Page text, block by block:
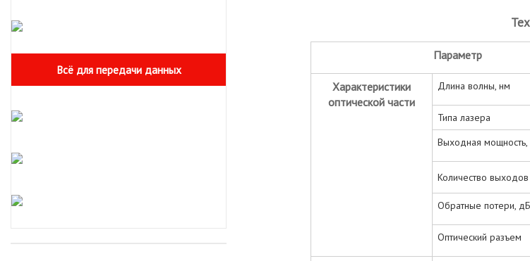
Всё для передачи данных
Параметр
Характеристики
оптической части
Длина волны, нм
Типа лазера
Выходная
Количество выходов
Обратные потери, дБ
Оптический разъем